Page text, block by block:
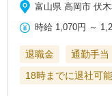
富山県 高岡市 伏
時給 1,070円 ～
退職金 通勤手当
18時までに退社可能